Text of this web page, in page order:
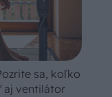
sa, koľko
aj ventilátor